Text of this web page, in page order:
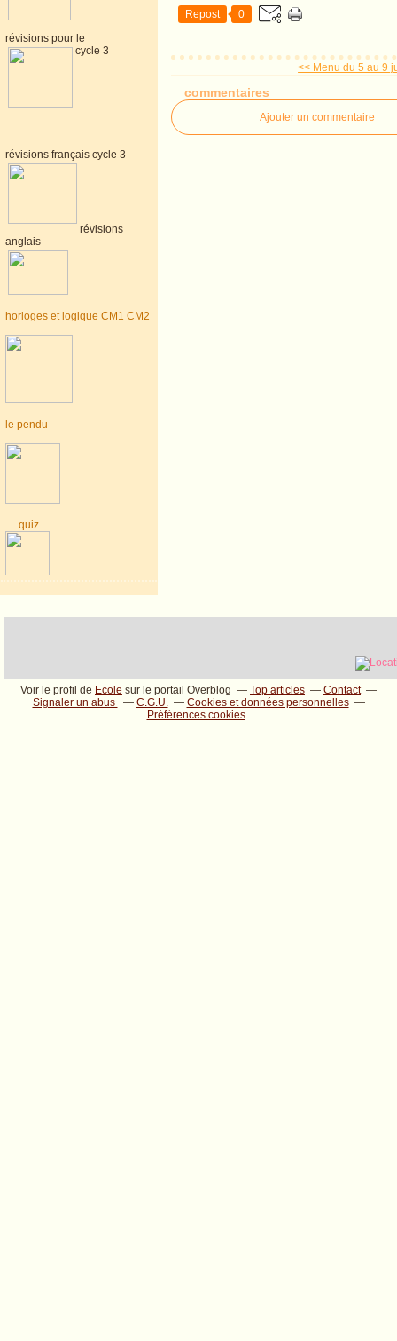
révisions pour le
cycle 3
révisions français cycle 3
révisions
anglais
horloges et logique CM1 CM2
le pendu
quiz
Repost 0
<< Menu du 5 au 9
commentaires
Ajouter un commentaire
Voir le profil de Ecole sur le portail Overblog Top articles
Contact
Signaler un abus
C.G.U.
Cookies et données personnelles
Préférences cookies